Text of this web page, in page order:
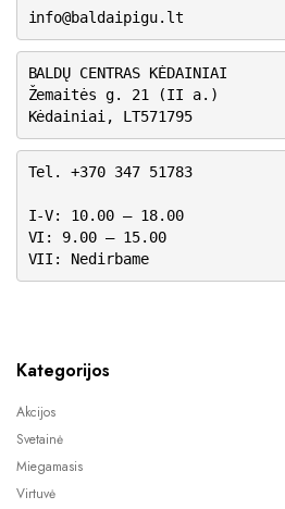
info@baldaipigu.lt
BALDŲ CENTRAS KĖDAINIAI
Žemaitės g. 21 (II a.)
Kėdainiai, LT571795
Tel. +370 347 51783
I-V: 10.00 – 18.00
VI: 9.00 – 15.00
VII: Nedirbame
Kategorijos
Akcijos
Svetainė
Miegamasis
Virtuvė